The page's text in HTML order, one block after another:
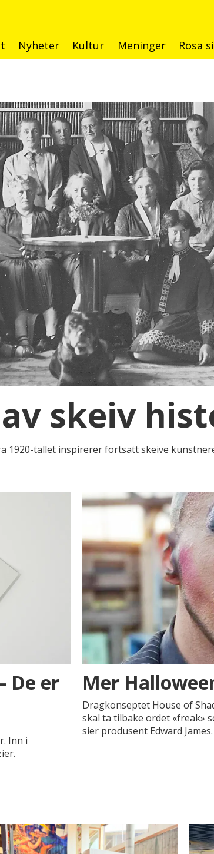
Nyheter Kultur Meninger Rosa
skeiv
1920-tallet inspirerer fortsatt skeive
De er
Inn i
Mer
Dragkonseptet House of
skal ta tilbake ordet «freak»
sier produsent Edward James.